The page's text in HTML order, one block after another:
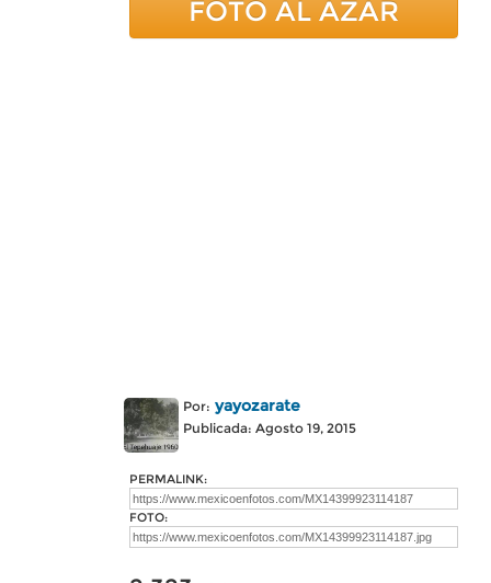
FOTO AL AZAR
Por: yayozarate
Publicada: Agosto 19, 2015
PERMALINK:
FOTO: